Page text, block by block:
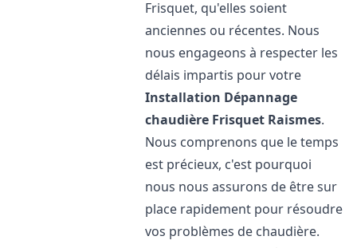
Frisquet, qu'elles soient
anciennes ou récentes. Nous
nous engageons à respecter les
délais impartis pour votre
Installation Dépannage
chaudière Frisquet Raismes.
Nous comprenons que le temps
est précieux, c'est pourquoi
nous nous assurons de être sur
place rapidement pour résoudre
vos problèmes de chaudière.